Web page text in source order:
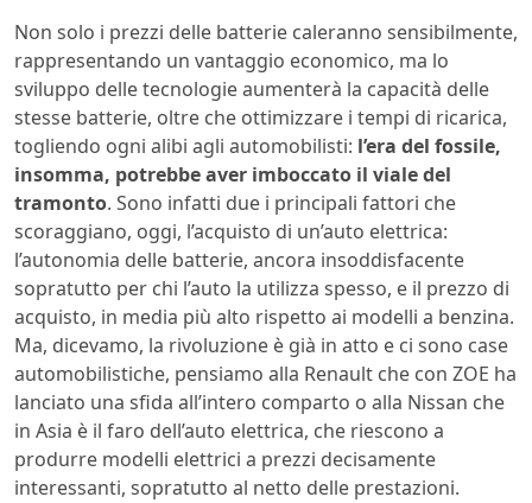
Non solo i prezzi delle batterie caleranno sensibilmente,
rappresentando un vantaggio economico, ma lo
sviluppo delle tecnologie aumenterà la capacità delle
stesse batterie, oltre che ottimizzare i tempi di ricarica,
togliendo ogni alibi agli automobilisti: l’era del fossile,
insomma, potrebbe aver imboccato il viale del
tramonto. Sono infatti due i principali fattori che
scoraggiano, oggi, l’acquisto di un’auto elettrica:
l’autonomia delle batterie, ancora insoddisfacente
sopratutto per chi l’auto la utilizza spesso, e il prezzo di
acquisto, in media più alto rispetto ai modelli a benzina.
Ma, dicevamo, la rivoluzione è già in atto e ci sono case
automobilistiche, pensiamo alla Renault che con ZOE ha
lanciato una sfida all’intero comparto o alla Nissan che
in Asia è il faro dell’auto elettrica, che riescono a
produrre modelli elettrici a prezzi decisamente
interessanti, sopratutto al netto delle prestazioni.